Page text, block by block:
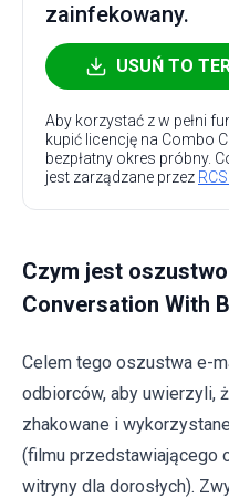
zainfekowany.
USUŃ TO
Aby korzystać z w pełni
kupić licencję na Combo
bezpłatny okres próbny.
jest zarządzane przez
Czym jest
Conversation With
Celem tego oszustwa e-
odbiorców, aby uwierzyli,
zhakowane i
(filmu przedstawiającego
witryny dla dorosłych).